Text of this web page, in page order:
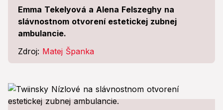
Emma Tekelyová a Alena Felszeghy na
slávnostnom otvorení estetickej zubnej
ambulancie.
Zdroj: Matej Španka